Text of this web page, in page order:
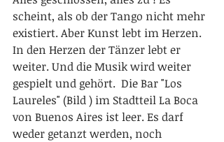
scheint, als ob der Tango nicht mehr
existiert. Aber Kunst lebt im Herzen.
In den Herzen der Tänzer lebt er
weiter. Und die Musik wird weiter
gespielt und gehört.  Die Bar "Los
Laureles" (Bild ) im Stadtteil La Boca
von Buenos Aires ist leer. Es darf
weder getanzt werden, noch